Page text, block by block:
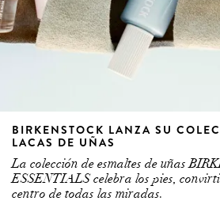
BIRKENSTOCK LANZA SU
LACAS DE UÑAS
La colección de esmaltes de uñas
ESSENTIALS celebra los pies,
centro de todas las miradas.